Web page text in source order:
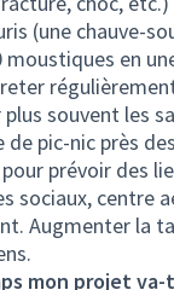
(une chauve-
moustiques en
souvent les
pic-nic près
prévoir des
sociaux, centre
Augmenter la
mon projet va-